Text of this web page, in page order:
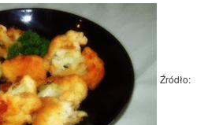
Źródło: